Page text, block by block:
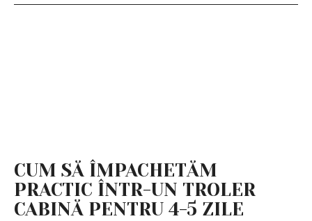
CUM SĂ ÎMPACHETĂM
PRACTIC ÎNTR-UN TROLER
CABINĂ PENTRU 4-5 ZILE